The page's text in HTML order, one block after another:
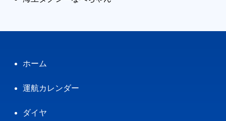
ホーム
運航カレンダー
ダイヤ